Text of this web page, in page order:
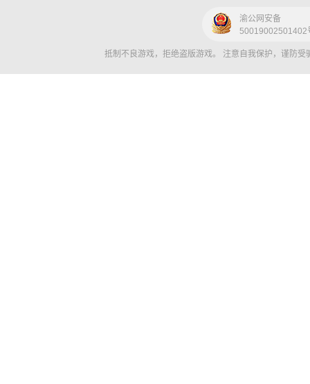
渝公网安备
50019002501402
抵制不良游戏，拒绝盗版游戏。 注意自我保护，谨防